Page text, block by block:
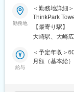
■働き方：
残業時間は月
がる仕組みで
ワークライフ
（VMWare，
（Azure, AWS
■概要：
確定拠出年金
を支えるメイ
す。
基盤は利用者
トオープン系
レーム基盤で
安定稼働を支
勤務地
＜勤務地詳細
ThinkPark
策：敷地内全
【最寄り駅】
大崎駅、大崎
給与
＜予定年収＞
月額（基本給